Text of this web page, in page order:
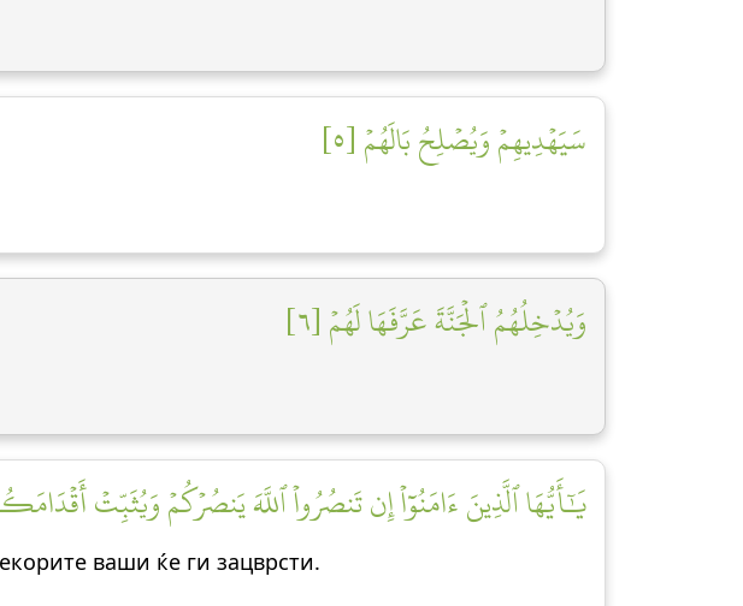
سَيَهۡدِيهِمۡ وَيُصۡلِحُ بَالَهُمۡ [٥]
وَيُدۡخِلُهُمُ ٱلۡجَنَّةَ عَرَّفَهَا لَهُمۡ [٦]
يَٰٓأَيُّهَا ٱلَّذِينَ ءَامَنُوٓاْ إِن تَنصُرُواْ ٱللَّهَ يَنصُرۡكُمۡ وَيُثَبِّتۡ
ваши ќе ги зацврсти.